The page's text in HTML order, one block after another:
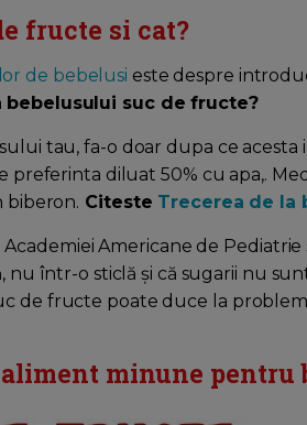
fructe si cat?
de bebelusi este despre
bebelusului suc de fructe?
tau, fa-o doar dupa ce acesta
preferinta diluat 50% cu apa,.
biberon. Citeste Trecerea de la
Americane de Pediatrie
într-o sticlă și că sugarii nu
de fructe poate duce la
minune pentru